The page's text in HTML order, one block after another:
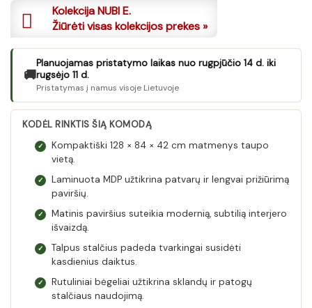
Kolekcija NUBI E.
Žiūrėti visas kolekcijos prekes »
🚚
Planuojamas pristatymo laikas nuo rugpjūčio 14 d. iki
rugsėjo 11 d.
Pristatymas į namus visoje Lietuvoje
KODĖL RINKTIS ŠIĄ KOMODĄ
✓
Kompaktiški 128 × 84 × 42 cm matmenys taupo
vietą.
✓
Laminuota MDP užtikrina patvarų ir lengvai prižiūrimą
paviršių.
✓
Matinis paviršius suteikia modernią, subtilią interjero
išvaizdą.
✓
Talpus stalčius padeda tvarkingai susidėti
kasdienius daiktus.
✓
Rutuliniai bėgeliai užtikrina sklandų ir patogų
stalčiaus naudojimą.